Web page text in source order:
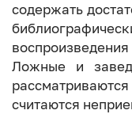
содержать
Ложные и
считаются